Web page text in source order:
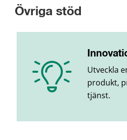
Övriga stöd
Utveckla
produkt,
tjänst.